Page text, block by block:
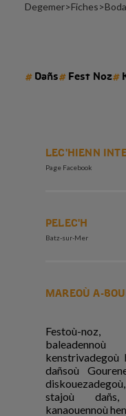
Degemer>Fiches>
# Dañs# Fest Noz#
LEC'HIENN
Page Facebook
PELEC'H
Batz-sur-Mer
MAREOÙ A-
Festoù-
kenstrivadegoù
dañsoù
stajoù dañs,
kanaouennoù